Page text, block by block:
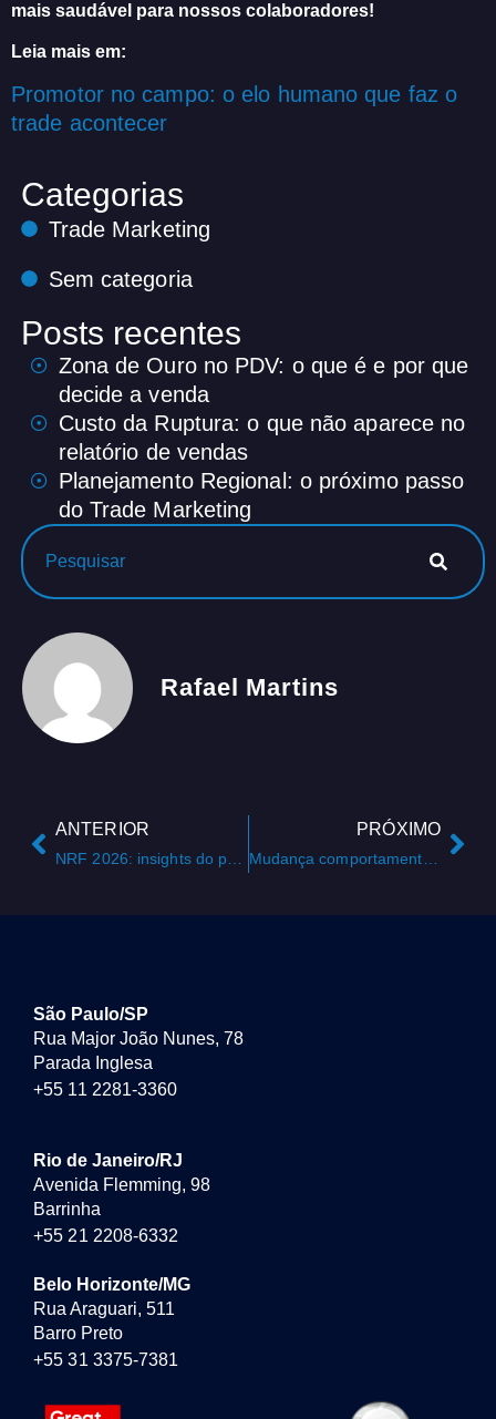
mais saudável para nossos colaboradores!
Leia mais em:
Promotor no campo: o elo humano que faz o
trade acontecer
Categorias
Trade Marketing
Sem categoria
Posts recentes
Zona de Ouro no PDV: o que é e por que
decide a venda
Custo da Ruptura: o que não aparece no
relatório de vendas
Planejamento Regional: o próximo passo
do Trade Marketing
Rafael Martins
ANTERIOR PRÓXIMO
São Paulo/SP
Rua Major João Nunes, 78
Parada Inglesa
+55 11 2281-3360
Rio de Janeiro/RJ
Avenida Flemming, 98
Barrinha
+55 21 2208-6332
Belo Horizonte/MG
Rua Araguari, 511
Barro Preto
+55 31 3375-7381